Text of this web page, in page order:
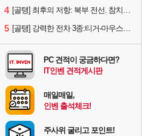
4 [골탱] 최후의 저항: 북부 전선. 참치캔 등
5 [골탱] 강력한 전차 3종:티거-마우스/콘트라딕셔스/스트릿식사
PC 견적이 궁금하다면?
IT인벤 견적게시판
매일매일,
인벤 출석체크!
주사위 굴리고 포인트!